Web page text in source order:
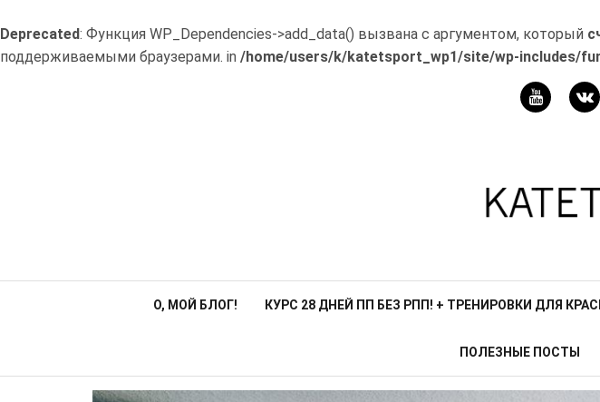
Deprecated: Функция WP_Dependencies->add_data() вызвана с аргументом, который
поддерживаемыми браузерами. in /home/users/k/katetsport_wp1/site/wp-includes/
О, МОЙ БЛОГ! КУРС 28 ДНЕЙ ПП БЕЗ РПП! + ТРЕНИРОВКИ ДЛЯ
ПОЛЕЗНЫЕ ПОСТЫ